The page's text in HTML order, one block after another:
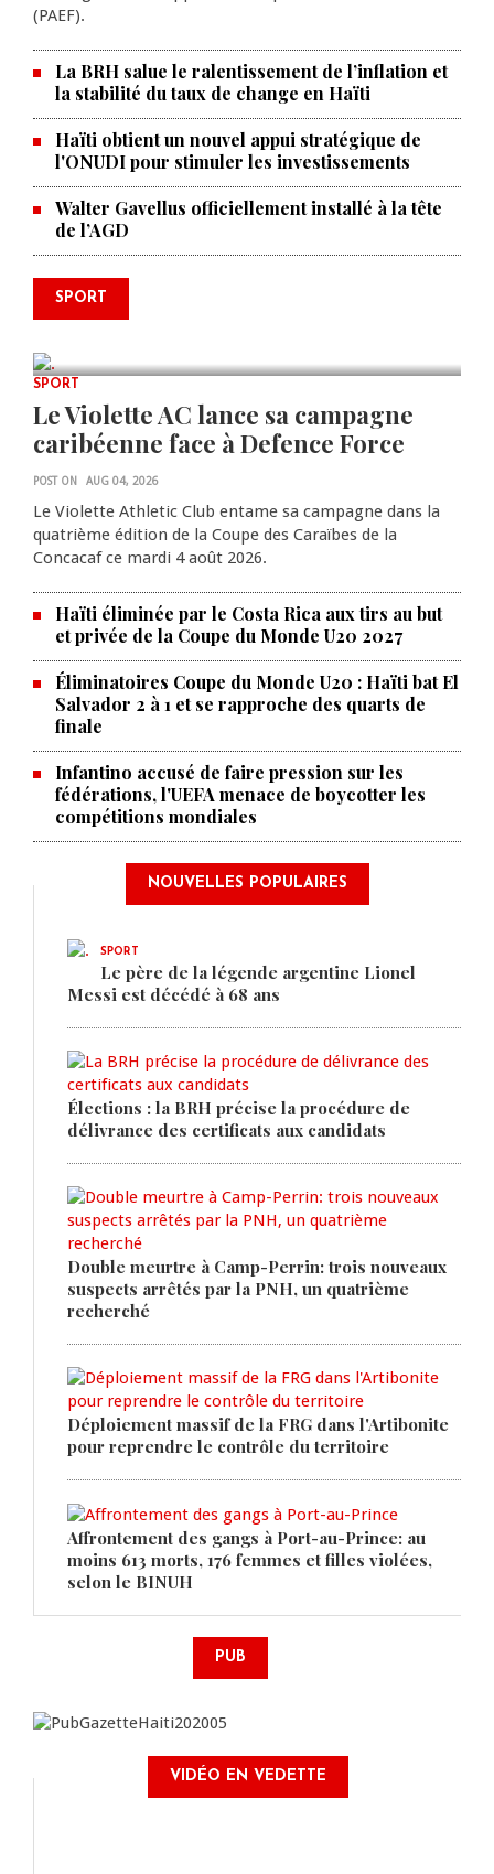
(PAEF).
La BRH salue le ralentissement de l’inflation et
la stabilité du taux de change en Haïti
Haïti obtient un nouvel appui stratégique de
l'ONUDI pour stimuler les investissements
Walter Gavellus officiellement installé à la tête
de l’AGD
SPORT
0 COMMENTS
Le père de la légende argentine
Lionel Messi est décédé à 68 ans
SPORT
Le Violette AC lance sa campagne
caribéenne face à Defence Force
POST ON AUG 04, 2026
Le Violette Athletic Club entame sa campagne dans la
quatrième édition de la Coupe des Caraïbes de la
Concacaf ce mardi 4 août 2026.
Haïti éliminée par le Costa Rica aux tirs au but
et privée de la Coupe du Monde U20 2027
Éliminatoires Coupe du Monde U20 : Haïti bat El
Salvador 2 à 1 et se rapproche des quarts de
finale
Infantino accusé de faire pression sur les
fédérations, l'UEFA menace de boycotter les
compétitions mondiales
NOUVELLES POPULAIRES
SPORT
Le père de la légende argentine Lionel
Messi est décédé à 68 ans
Élections : la BRH précise la procédure de
délivrance des certificats aux candidats
Double meurtre à Camp-Perrin: trois nouveaux
suspects arrêtés par la PNH, un quatrième
recherché
Déploiement massif de la FRG dans l'Artibonite
pour reprendre le contrôle du territoire
Affrontement des gangs à Port-au-Prince: au
moins 613 morts, 176 femmes et filles violées,
selon le BINUH
PUB
VIDÉO EN VEDETTE